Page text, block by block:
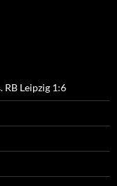
RB Leipzig 1:6